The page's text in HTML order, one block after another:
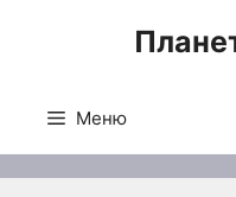
Меню